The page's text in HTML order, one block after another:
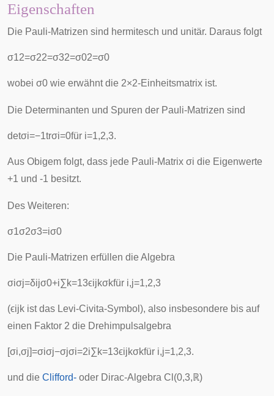
Eigenschaften
Die Pauli-Matrizen sind hermitesch und unitär. Daraus folgt
σ12=σ22=σ32=σ02=σ0
wobei σ0 wie erwähnt die 2×2-Einheitsmatrix ist.
Die Determinanten und Spuren der Pauli-Matrizen sind
detσi=−1trσi=0für i=1,2,3.
Aus Obigem folgt, dass jede Pauli-Matrix σi die Eigenwerte
+1 und -1 besitzt.
Des Weiteren:
σ1σ2σ3=iσ0
Die Pauli-Matrizen erfüllen die Algebra
σiσj=δijσ0+i∑k=13ϵijkσkfür i,j=1,2,3
(ϵijk ist das Levi-Civita-Symbol ), also insbesondere bis auf
einen Faktor 2 die Drehimpulsalgebra
[σi,σj]=σiσj−σjσi=2i∑k=13ϵijkσkfür i,j=1,2,3.
und die Clifford- oder Dirac-Algebra C (0,3,ℝ)